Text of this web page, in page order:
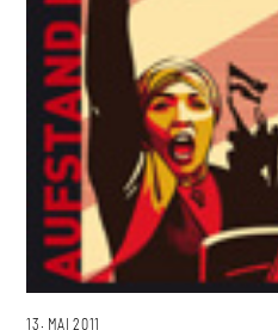
13. MAI 2011